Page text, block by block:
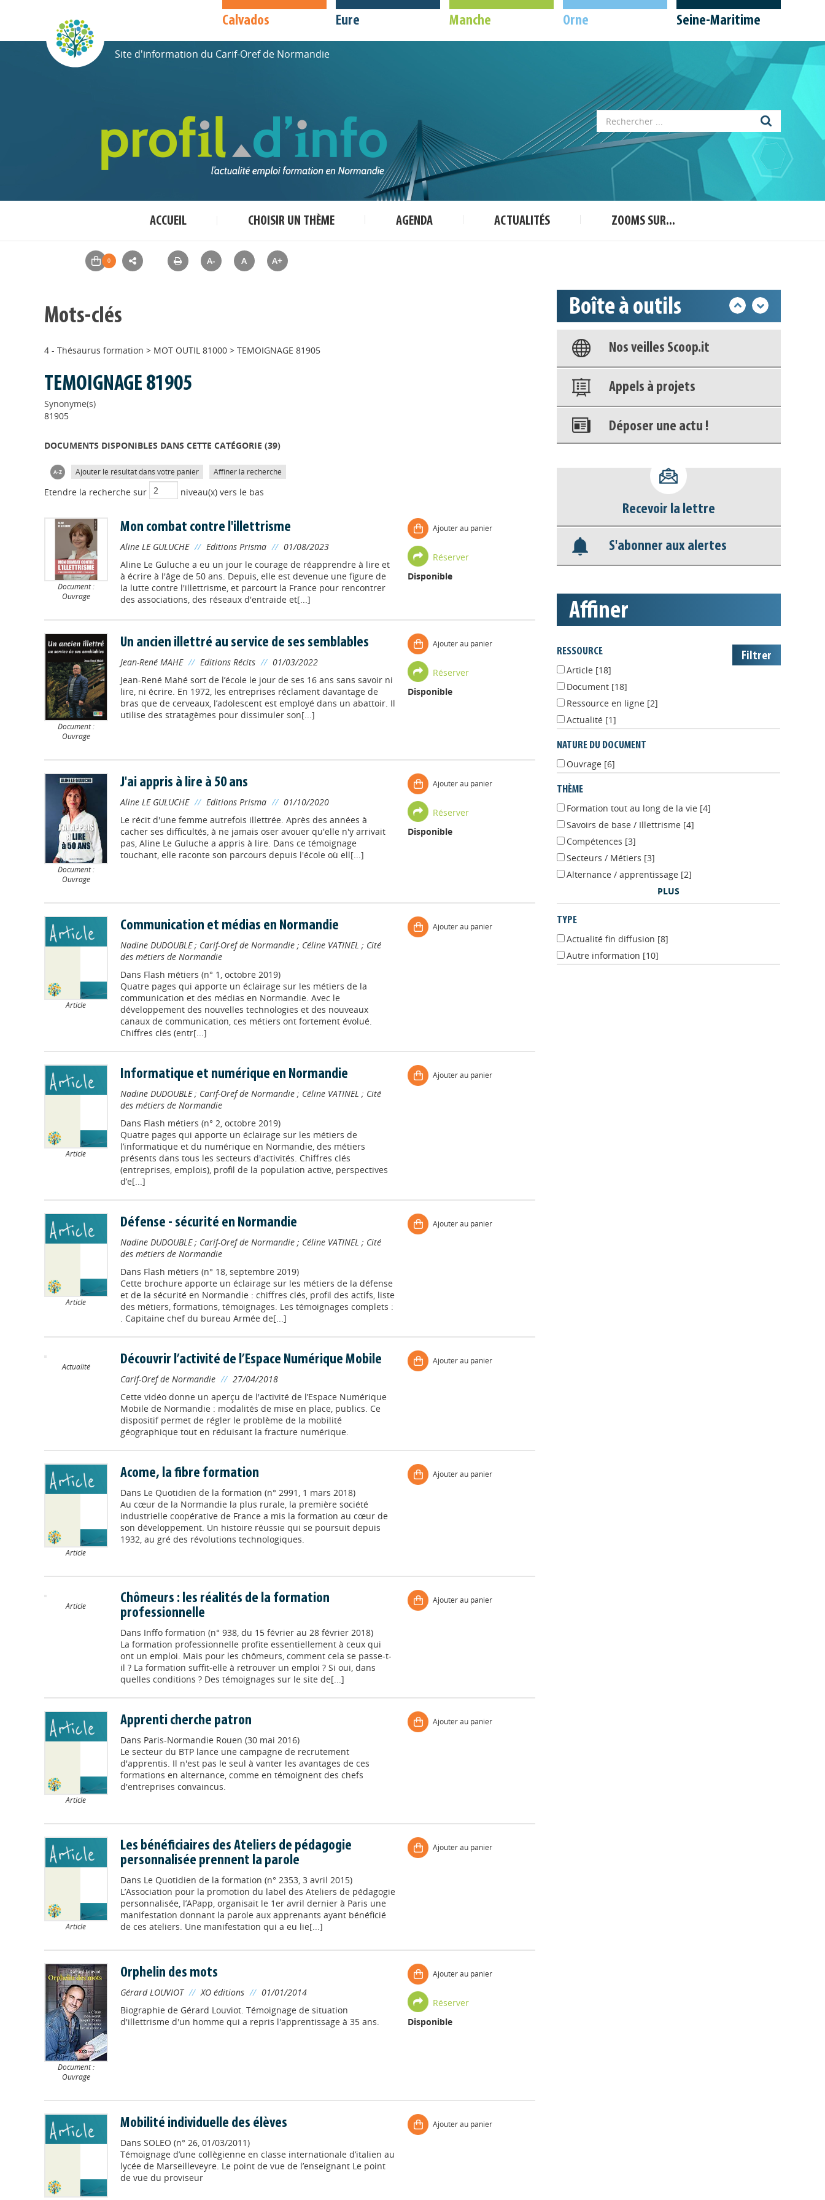
Calvados Eure Manche Orne Seine-Maritime
Site d'information du Carif-Oref de Normandie
ACCUEIL CHOISIR UN THÈME AGENDA ACTUALITÉS ZOOMS SUR...
A- A A+
Mots-clés
4 - Thésaurus formation > MOT OUTIL 81000 > TEMOIGNAGE 81905
TEMOIGNAGE 81905
Synonyme(s)
81905
DOCUMENTS DISPONIBLES DANS CETTE CATÉGORIE (39)
Ajouter le résultat dans votre panier Affiner la recherche
Etendre la recherche sur niveau(x) vers le bas
Document :
Ouvrage
Mon combat contre l'illettrisme
Aline LE GULUCHE // Editions Prisma // 01/08/2023
Aline Le Guluche a eu un jour le courage de réapprendre à lire et
à écrire à l'âge de 50 ans. Depuis, elle est devenue une figure de
la lutte contre l'illettrisme, et parcourt la France pour rencontrer
des associations, des réseaux d'entraide et[...]
Ajouter au panier
Réserver
Disponible
Document :
Ouvrage
Un ancien illettré au service de ses semblables
Jean-René MAHE // Editions Récits // 01/03/2022
Jean-René Mahé sort de l’école le jour de ses 16 ans sans savoir ni
lire, ni écrire. En 1972, les entreprises réclament davantage de
bras que de cerveaux, l’adolescent est employé dans un abattoir. Il
utilise des stratagèmes pour dissimuler son[...]
Ajouter au panier
Réserver
Disponible
Document :
Ouvrage
J'ai appris à lire à 50 ans
Aline LE GULUCHE // Editions Prisma // 01/10/2020
Le récit d'une femme autrefois illettrée. Après des années à
cacher ses difficultés, à ne jamais oser avouer qu'elle n'y arrivait
pas, Aline Le Guluche a appris à lire. Dans ce témoignage
touchant, elle raconte son parcours depuis l'école où ell[...]
Ajouter au panier
Réserver
Disponible
Article
Communication et médias en Normandie
Nadine DUDOUBLE; Carif-Oref de Normandie; Céline VATINEL ; Cité
des métiers de Normandie
Dans Flash métiers (n° 1, octobre 2019)
Quatre pages qui apporte un éclairage sur les métiers de la
communication et des médias en Normandie. Avec le
développement des nouvelles technologies et des nouveaux
canaux de communication, ces métiers ont fortement évolué.
Chiffres clés (entr[...]
Ajouter au panier
Article
Informatique et numérique en Normandie
Nadine DUDOUBLE; Carif-Oref de Normandie; Céline VATINEL ; Cité
des métiers de Normandie
Dans Flash métiers (n° 2, octobre 2019)
Quatre pages qui apporte un éclairage sur les métiers de
l’informatique et du numérique en Normandie, des métiers
présents dans tous les secteurs d'activités. Chiffres clés
(entreprises, emplois), profil de la population active, perspectives
d’e[...]
Ajouter au panier
Article
Défense - sécurité en Normandie
Nadine DUDOUBLE; Carif-Oref de Normandie; Céline VATINEL ; Cité
des métiers de Normandie
Dans Flash métiers (n° 18, septembre 2019)
Cette brochure apporte un éclairage sur les métiers de la défense
et de la sécurité en Normandie : chiffres clés, profil des actifs, liste
des métiers, formations, témoignages. Les témoignages complets :
. Capitaine chef du bureau Armée de[...]
Ajouter au panier
Actualité Découvrir l’activité de l’Espace Numérique Mobile
Carif-Oref de Normandie // 27/04/2018
Cette vidéo donne un aperçu de l'activité de l’Espace Numérique
Mobile de Normandie : modalités de mise en place, publics. Ce
dispositif permet de régler le problème de la mobilité
géographique tout en réduisant la fracture numérique.
Ajouter au panier
Article
Acome, la fibre formation
Dans Le Quotidien de la formation (n° 2991, 1 mars 2018)
Au cœur de la Normandie la plus rurale, la première société
industrielle coopérative de France a mis la formation au cœur de
son développement. Un histoire réussie qui se poursuit depuis
1932, au gré des révolutions technologiques.
Ajouter au panier
Article
Chômeurs : les réalités de la formation
professionnelle
Dans Inffo formation (n° 938, du 15 février au 28 février 2018)
La formation professionnelle profite essentiellement à ceux qui
ont un emploi. Mais pour les chômeurs, comment cela se passe-t-
il ? La formation suffit-elle à retrouver un emploi ? Si oui, dans
quelles conditions ? Des témoignages sur le site de[...]
Ajouter au panier
Article
Apprenti cherche patron
Dans Paris-Normandie Rouen (30 mai 2016)
Le secteur du BTP lance une campagne de recrutement
d'apprentis. Il n'est pas le seul à vanter les avantages de ces
formations en alternance, comme en témoignent des chefs
d'entreprises convaincus.
Ajouter au panier
Article
Les bénéficiaires des Ateliers de pédagogie
personnalisée prennent la parole
Dans Le Quotidien de la formation (n° 2353, 3 avril 2015)
L’Association pour la promotion du label des Ateliers de pédagogie
personnalisée, l’APapp, organisait le 1er avril dernier à Paris une
manifestation donnant la parole aux apprenants ayant bénéficié
de ces ateliers. Une manifestation qui a eu lie[...]
Ajouter au panier
Document :
Ouvrage
Orphelin des mots
Gérard LOUVIOT // XO éditions // 01/01/2014
Biographie de Gérard Louviot. Témoignage de situation
d'illettrisme d'un homme qui a repris l'apprentissage à 35 ans.
Ajouter au panier
Réserver
Disponible
Mobilité individuelle des élèves
Dans SOLEO (n° 26, 01/03/2011)
Témoignage d’une collègienne en classe internationale d’italien au
lycée de Marseilleveyre. Le point de vue de l’enseignant Le point
de vue du proviseur
Ajouter au panier
Boîte à outils
Appels à projets
Déposer une actu !
déconnecter)
Nos veilles Scoop.it
Appels à projets
Déposer une actu !
Accéder à son compte - (Se
déconnecter)
Base documentaire
affiner
RESSOURCE
Article
Document
[18]
Ressource en ligne
Actualité[1]
NATURE DU DOCUMENT
Ouvrage[6]
THÈME
Formation tout au long de la vie
Savoirs de base / Illettrisme
Compétences [3]
Secteurs / Métiers
[3]
Alternance / apprentissage
PLUS
TYPE
Actualité fin diffusion[8]
Autre information[10]